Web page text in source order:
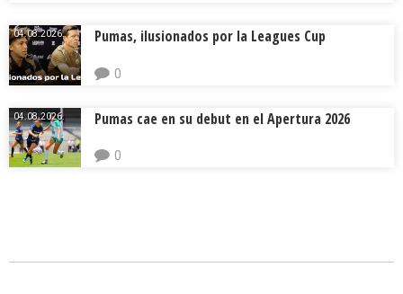
04.08.2026. Pumas, ilusionados por la Leagues Cup
0
04.08.2026. Pumas cae en su debut en el Apertura 2026
0